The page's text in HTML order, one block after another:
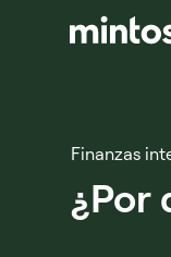
Finanzas
¿Por